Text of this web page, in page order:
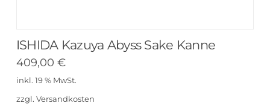
ISHIDA Kazuya Abyss Sake Kanne
409,00 €
inkl. 19 % MwSt.
zzgl. Versandkosten